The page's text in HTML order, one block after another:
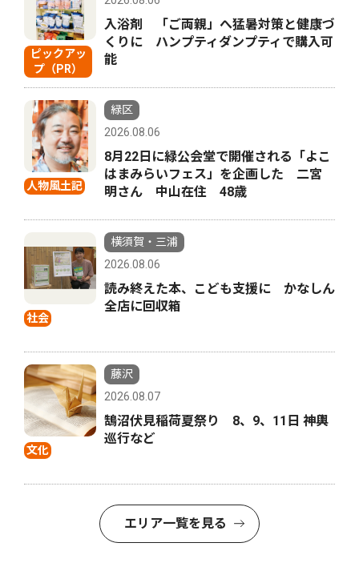
ピックアッ
プ（PR）
入浴剤 「ご両親」へ猛暑対策と健康づ
くりに ハンプティダンプティで購入可
能
人物風土記
緑区
2026.08.06
8月22日に緑公会堂で開催される「よこ
はまみらいフェス」を企画した 二宮
明さん 中山在住 48歳
社会
横須賀・三浦
2026.08.06
読み終えた本、こども支援に かなしん
全店に回収箱
文化
藤沢
2026.08.07
鵠沼伏見稲荷夏祭り 8、9、11日 神輿
巡行など
エリア一覧を見る